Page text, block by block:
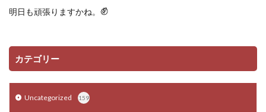
明日も頑張りますかね。 ✊
カテゴリー
Uncategorized 159